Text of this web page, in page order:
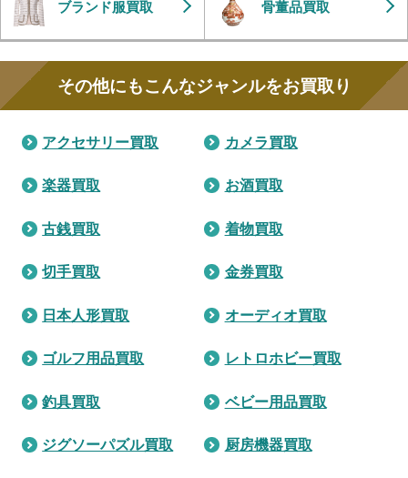
ブランド服買取 骨董品買取
その他にもこんなジャンルをお買取り
アクセサリー買取 カメラ買取
楽器買取 お酒買取
古銭買取 着物買取
切手買取 金券買取
日本人形買取 オーディオ買取
ゴルフ用品買取 レトロホビー買取
釣具買取 ベビー用品買取
ジグソーパズル買取 厨房機器買取